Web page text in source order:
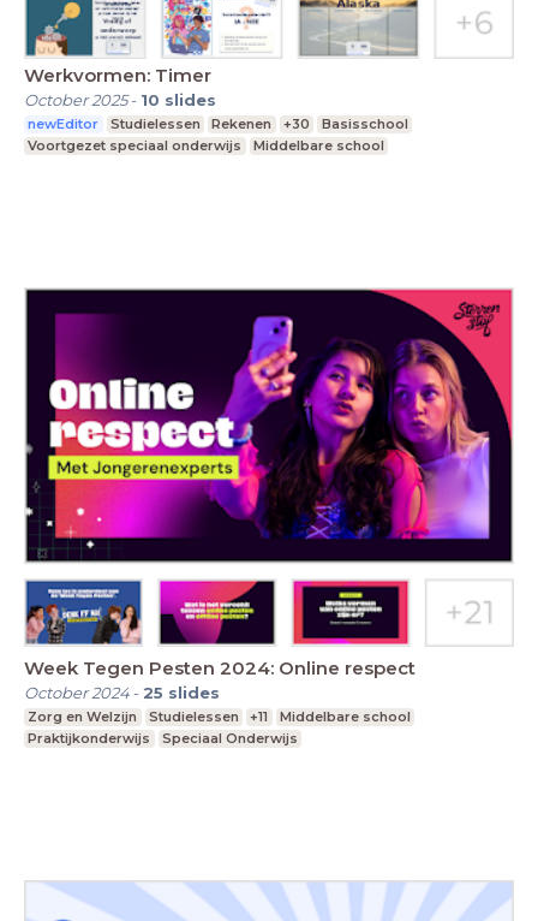
Werkvormen: Timer
October 2025- 10 slides
newEditor Studielessen Rekenen +30
Basisschool
Voortgezet speciaal onderwijs
Middelbare school
Week Tegen Pesten 2024: Online respect
October 2024- 25 slides
Zorg en Welzijn Studielessen +11
Middelbare school
Praktijkonderwijs
Speciaal Onderwijs